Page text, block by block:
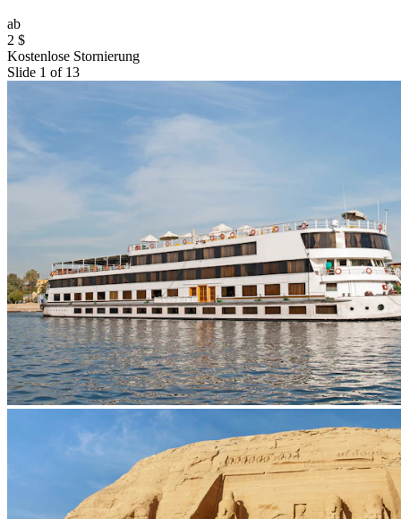
ab
2 $
Kostenlose Stornierung
Slide 1 of 13